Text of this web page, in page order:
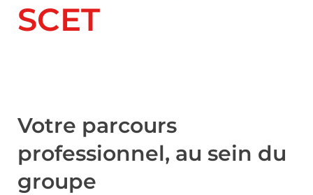
SCET
Votre parcours
professionnel, au sein du
groupe